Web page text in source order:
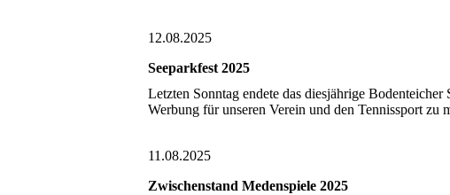
12.08.2025
Seeparkfest 2025
Letzten Sonntag endete das diesjährige
Werbung für unseren Verein und den Tennissport zu
11.08.2025
Zwischenstand Medenspiele 2025